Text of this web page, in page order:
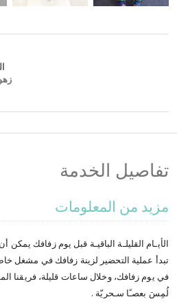
تفاصيل الخدمة
مزيد من المعلومات
الأيـام القليلـة الباقيـة قبل يوم زفافك
تبدأ عملية التحضير لزينة زفافك في مشغل
في يوم زفافك، وخلال ساعات قليلة، فريقنا
لُمِسَ بعصـًا سـحريّة .